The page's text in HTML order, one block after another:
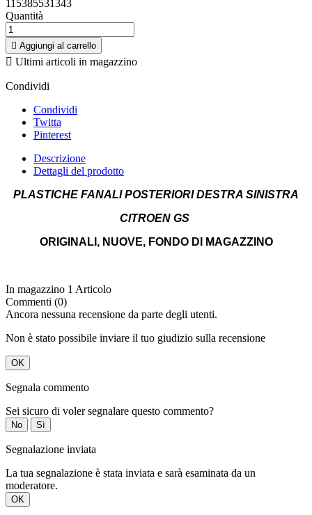
115385531343
Quantità
 Aggiungi al carrello
 Ultimi articoli in magazzino
Condividi
Condividi
Twitta
Pinterest
Descrizione
Dettagli del prodotto
PLASTICHE FANALI POSTERIORI DESTRA SINISTRA
CITROEN GS
ORIGINALI, NUOVE, FONDO DI MAGAZZINO
In magazzino 1 Articolo
Commenti (0)
Ancora nessuna recensione da parte degli utenti.
Non è stato possibile inviare il tuo giudizio sulla recensione
OK
Segnala commento
Sei sicuro di voler segnalare questo commento?
No Sì
Segnalazione inviata
La tua segnalazione è stata inviata e sarà esaminata da un
moderatore.
OK